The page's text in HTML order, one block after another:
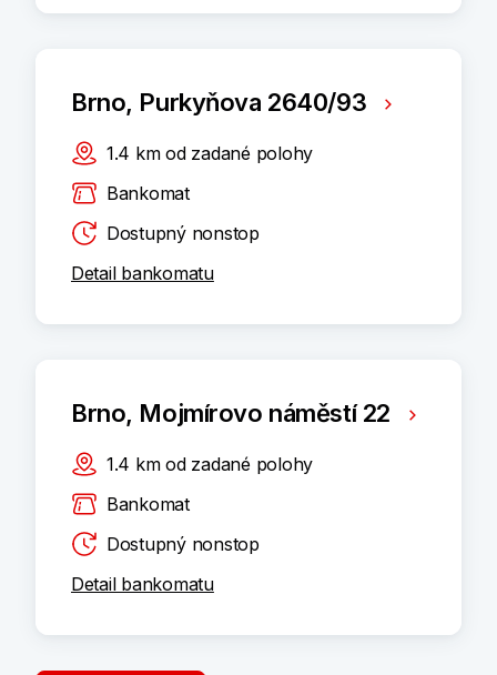
Brno, Purkyňova 2640/93
1.4 km od zadané polohy
Bankomat
Dostupný nonstop
Detail bankomatu
Brno, Mojmírovo náměstí 22
1.4 km od zadané polohy
Bankomat
Dostupný nonstop
Detail bankomatu